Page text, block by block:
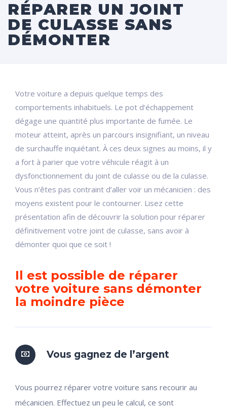
RÉPARER UN JOINT
DE CULASSE SANS
DÉMONTER
Votre voiture a depuis quelque temps des
comportements inhabituels. Le pot d’échappement
dégage une quantité plus importante de fumée. Le
moteur atteint, après un parcours insignifiant, un niveau
de surchauffe inquiétant. À ces deux signes au moins, il y
a fort à parier que votre véhicule réagit à un
dysfonctionnement du joint de culasse ou de la culasse.
Vous n’êtes pas contraint d’aller voir un mécanicien : des
moyens existent pour le contourner. Lisez cette
présentation afin de découvrir la solution pour réparer
définitivement votre joint de culasse, sans avoir à
démonter quoi que ce soit !
Il est possible de réparer
votre voiture sans démonter
la moindre pièce
Vous gagnez de l’argent
Vous pourrez réparer votre voiture sans recourir au
mécanicien. Effectuez un peu le calcul, ce sont